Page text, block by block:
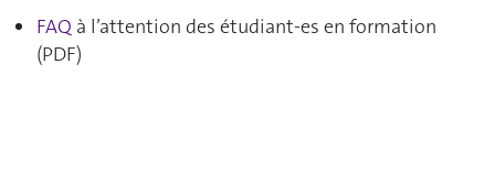
FAQ à l’attention des étudiant-es en formation
(PDF)